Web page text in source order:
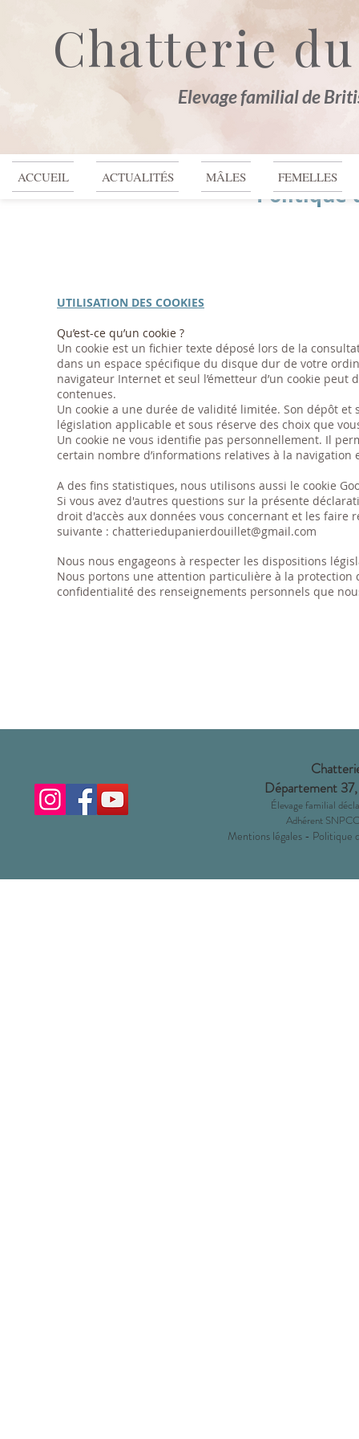
Politique
UTILISATION DES COOKIES
Qu’est-ce qu’un cookie ?
Un cookie est un fichier texte déposé lors de la
dans un espace spécifique du disque dur de votre
navigateur Internet et seul l’émetteur d’un cookie
contenues.
Un cookie a une durée de validité limitée. Son dépôt
législation applicable et sous réserve des choix que
Un cookie ne vous identifie pas personnellement. Il
certain nombre d’informations relatives à la
A des fins statistiques, nous utilisons aussi le cookie
Si vous avez d'autres questions sur la présente
droit d'accès aux données vous concernant et les faire
suivante : chatteriedupanierdouillet@gmail.com
Nous nous engageons à respecter les dispositions
Nous portons une attention particulière à la protection
confidentialité des renseignements personnels que
Chatterie
Elevage familial de
ACCUEIL ACTUALITÉS MÂLES FEMELLES
Département 37,
Élevage familial
Adhérent
Mentions légales - Politique